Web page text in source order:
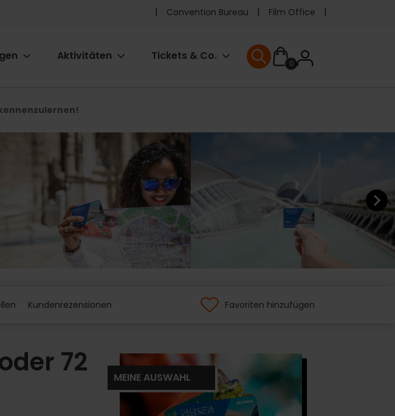
Pre
header
Convention Bureau Film Office
Aktivitäten Tickets & Co.
0User
User menu
Next
Kundenrezensionen Favoriten hinzufügen
72
MEINE AUSWAHL